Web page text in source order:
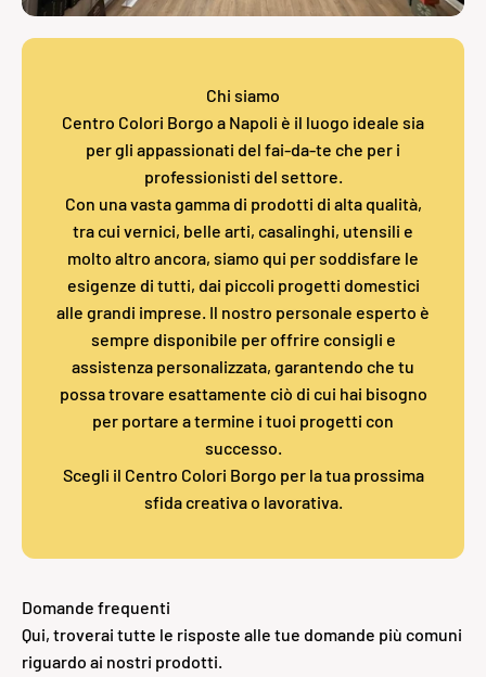
Chi siamo
Centro Colori Borgo a Napoli è il luogo ideale sia
per gli appassionati del fai-da-te che per i
professionisti del settore.
Con una vasta gamma di prodotti di alta qualità,
tra cui vernici, belle arti, casalinghi, utensili e
molto altro ancora, siamo qui per soddisfare le
esigenze di tutti, dai piccoli progetti domestici
alle grandi imprese. Il nostro personale esperto è
sempre disponibile per offrire consigli e
assistenza personalizzata, garantendo che tu
possa trovare esattamente ciò di cui hai bisogno
per portare a termine i tuoi progetti con
successo.
Scegli il Centro Colori Borgo per la tua prossima
sfida creativa o lavorativa.
Domande frequenti
Qui, troverai tutte le risposte alle tue domande più comuni
riguardo ai nostri prodotti.